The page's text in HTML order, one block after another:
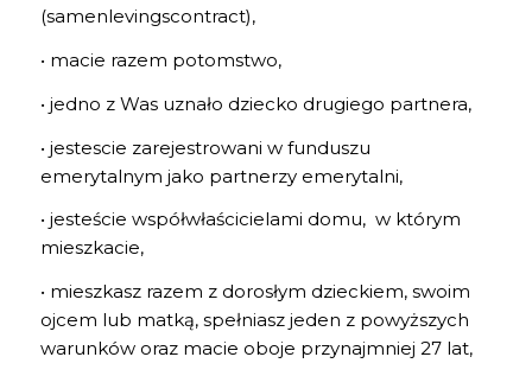
(samenlevingscontract),
• macie razem potomstwo,
• jedno z Was uznało dziecko drugiego partnera,
• jestescie zarejestrowani w funduszu
emerytalnym jako partnerzy emerytalni,
• jesteście współwłaścicielami domu, w którym
mieszkacie,
• mieszkasz razem z dorosłym dzieckiem, swoim
ojcem lub matką, spełniasz jeden z powyższych
warunków oraz macie oboje przynajmniej 27 lat,